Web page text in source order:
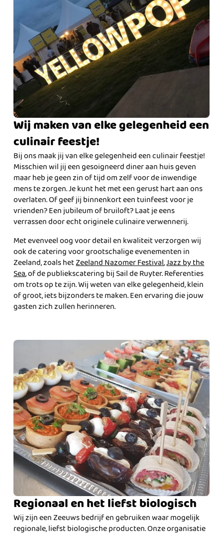
Wij maken van elke gelegenheid een
culinair feestje!
Bij ons maak jij van elke gelegenheid een culinair feestje!
Misschien wil jij een gesoigneerd diner aan huis geven
maar heb je geen zin of tijd om zelf voor de inwendige
mens te zorgen. Je kunt het met een gerust hart aan ons
overlaten. Of geef jij binnenkort een tuinfeest voor je
vrienden? Een jubileum of bruiloft? Laat je eens
verrassen door echt originele culinaire verwennerij.
Met evenveel oog voor detail en kwaliteit verzorgen wij
ook de catering voor grootschalige evenementen in
Zeeland, zoals hetZeeland Nazomer Festival,Jazz by the
Sea, of de publiekscatering bij Sail de Ruyter. Referenties
om trots op te zijn. Wij weten van elke gelegenheid, klein
of groot, iets bijzonders te maken. Een ervaring die jouw
gasten zich zullen herinneren.
Regionaal en het liefst biologisch
Wij zijn een Zeeuws bedrijf en gebruiken waar mogelijk
regionale, liefst biologische producten. Onze organisatie